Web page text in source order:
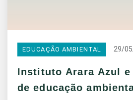
EDUCAÇÃO AMBIENTAL 29/
Instituto Arara Azul e
de educação